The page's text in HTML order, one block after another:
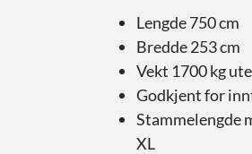
Lengde 750 cm
Bredde 253 cm
Vekt 1700 kg
Godkjent for
Stammelengde
XL